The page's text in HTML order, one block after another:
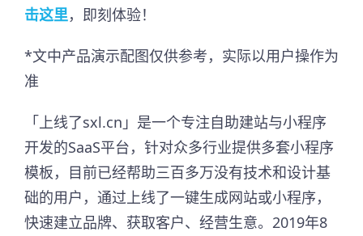
击这里，即刻体验！
*文中产品演示配图仅供参考，实际以用户操作为
准
「上线了sxl.cn」是一个专注自助建站与小程序
开发的SaaS平台，针对众多行业提供多套小程序
模板，目前已经帮助三百多万没有技术和设计基
础的用户，通过上线了一键生成网站或小程序，
快速建立品牌、获取客户、经营生意。2019年8